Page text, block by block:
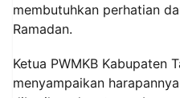
membutuhkan perhatian
Ramadan.
Ketua PWMKB Kabupaten
menyampaikan